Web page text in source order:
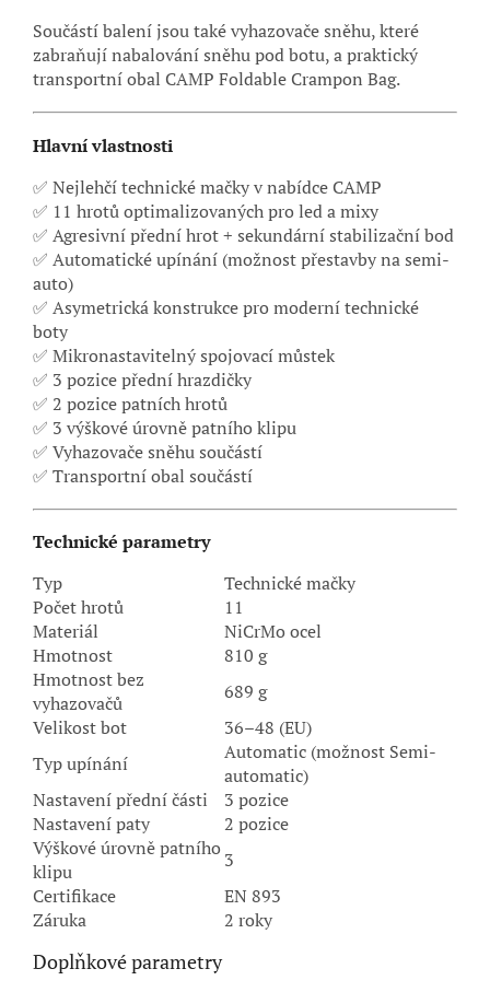
Součástí balení jsou také vyhazovače sněhu, které
zabraňují nabalování sněhu pod botu, a praktický
transportní obal CAMP Foldable Crampon Bag.
Hlavní vlastnosti
✅ Nejlehčí technické mačky v nabídce CAMP
✅ 11 hrotů optimalizovaných pro led a mixy
✅ Agresivní přední hrot + sekundární stabilizační bod
✅ Automatické upínání (možnost přestavby na semi-
auto)
✅ Asymetrická konstrukce pro moderní technické
boty
✅ Mikronastavitelný spojovací můstek
✅ 3 pozice přední hrazdičky
✅ 2 pozice patních hrotů
✅ 3 výškové úrovně patního klipu
✅ Vyhazovače sněhu součástí
✅ Transportní obal součástí
Technické parametry
Typ
Technické mačky
Počet hrotů
11
Materiál
NiCrMo ocel
Hmotnost
810 g
Hmotnost bez
vyhazovačů
689 g
Velikost bot
36–48 (EU)
Typ upínání
Automatic (možnost Semi-
automatic)
Nastavení přední části
3 pozice
Nastavení paty
2 pozice
Výškové úrovně patního
klipu
3
Certifikace
EN 893
Záruka
2 roky
Doplňkové parametry